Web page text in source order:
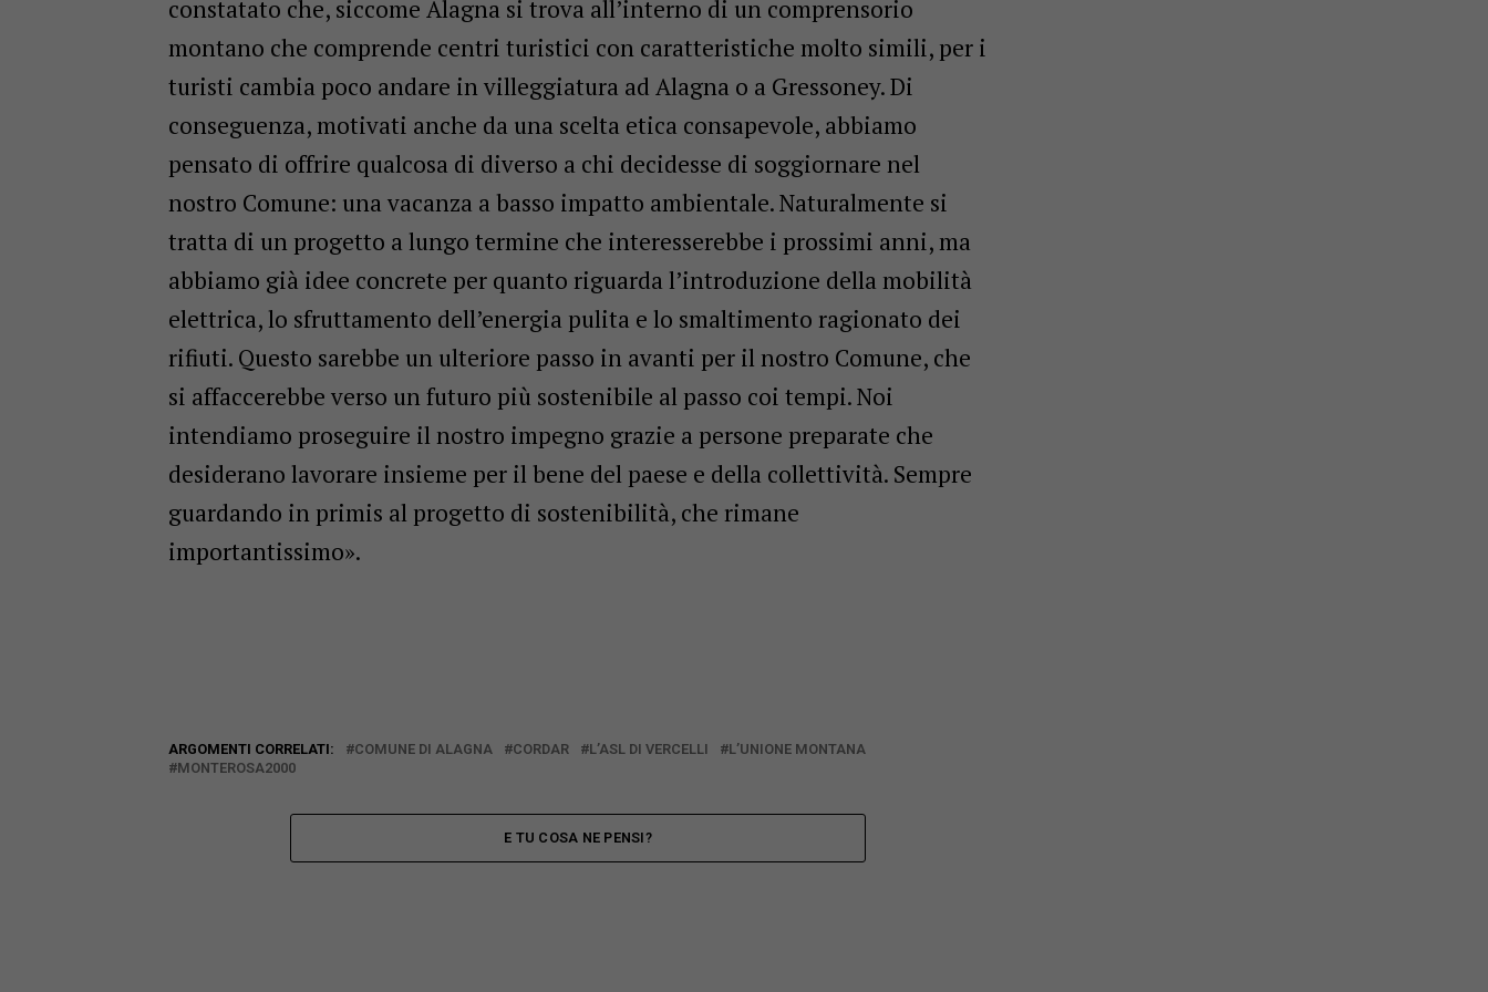
constatato che, siccome Alagna si trova all’interno di un comprensorio
montano che comprende centri turistici con caratteristiche molto simili, per i
turisti cambia poco andare in villeggiatura ad Alagna o a Gressoney. Di
conseguenza, motivati anche da una scelta etica consapevole, abbiamo
pensato di offrire qualcosa di diverso a chi decidesse di soggiornare nel
nostro Comune: una vacanza a basso impatto ambientale. Naturalmente si
tratta di un progetto a lungo termine che interesserebbe i prossimi anni, ma
abbiamo già idee concrete per quanto riguarda l’introduzione della mobilità
elettrica, lo sfruttamento dell’energia pulita e lo smaltimento ragionato dei
rifiuti. Questo sarebbe un ulteriore passo in avanti per il nostro Comune, che
si affaccerebbe verso un futuro più sostenibile al passo coi tempi. Noi
intendiamo proseguire il nostro impegno grazie a persone preparate che
desiderano lavorare insieme per il bene del paese e della collettività. Sempre
guardando in primis al progetto di sostenibilità, che rimane
importantissimo».
ARGOMENTI CORRELATI: COMUNE DI ALAGNA CORDAR L’ASL DI VERCELLI
L’UNIONE MONTANA
MONTEROSA2000
E TU COSA NE PENSI?